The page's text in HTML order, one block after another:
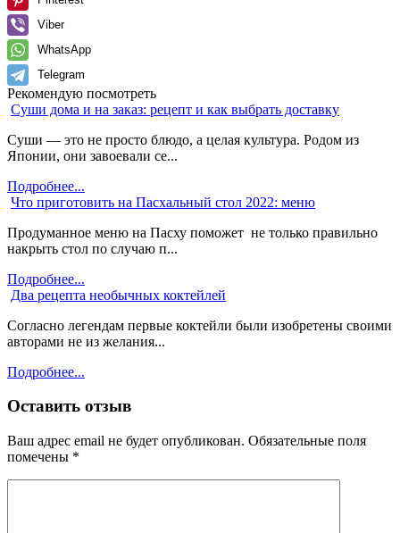
Viber
WhatsApp
Telegram
Рекомендую посмотреть
Суши дома и на заказ: рецепт и как выбрать доставку
Суши — это не просто блюдо, а целая культура. Родом из
Японии, они завоевали се...
Подробнее...
Что приготовить на Пасхальный стол 2022: меню
Продуманное меню на Пасху поможет не только правильно
накрыть стол по случаю п...
Подробнее...
Два рецепта необычных коктейлей
Согласно легендам первые коктейли были изобретены своими
авторами не из желания...
Подробнее...
Оставить отзыв
Ваш адрес email не будет опубликован. Обязательные поля
помечены *